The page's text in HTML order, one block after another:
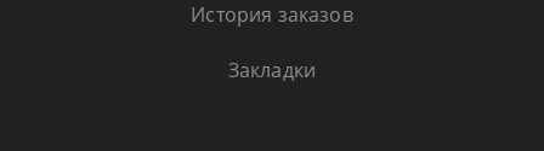
История заказов
Закладки